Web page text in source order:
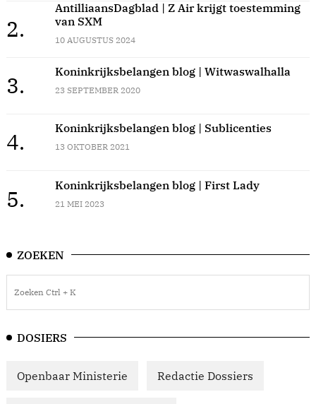
2.
AntilliaansDagblad | Z Air krijgt toestemming
van SXM
10 AUGUSTUS 2024
3.
Koninkrijksbelangen blog | Witwaswalhalla
23 SEPTEMBER 2020
4.
Koninkrijksbelangen blog | Sublicenties
13 OKTOBER 2021
5.
Koninkrijksbelangen blog | First Lady
21 MEI 2023
ZOEKEN
DOSIERS
Openbaar Ministerie Redactie Dossiers